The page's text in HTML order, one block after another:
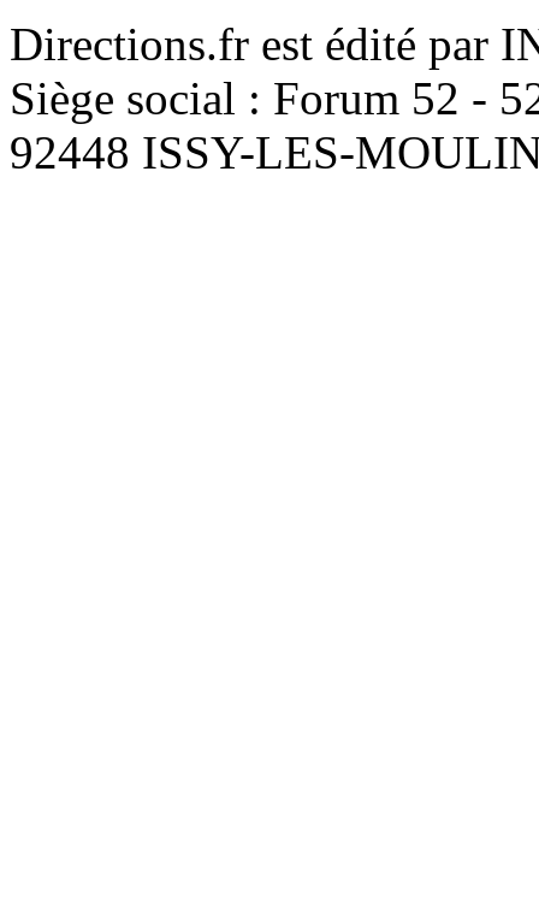
Directions.fr est édité par
Siège social : Forum 52 -
92448 ISSY-LES-